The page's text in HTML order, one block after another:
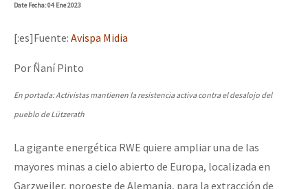
DateFecha: 04 Ene 2023
[:es]Fuente: Avispa Midia
Por Ñaní Pinto
En portada: Activistas mantienen la resistencia activa contra el desalojo del
pueblo de Lützerath
La gigante energética RWE quiere ampliar una de las
mayores minas a cielo abierto de Europa, localizada en
Garzweiler, noroeste de Alemania, para la extracción de